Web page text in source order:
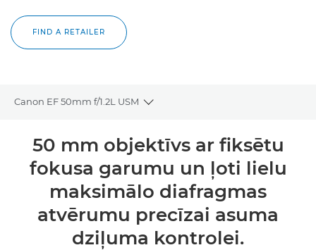
FIND A RETAILER
Canon EF 50mm f/1.2L USM
Toggle breadcrumbs
Pārskats
Tehniskie dati
50 mm objektīvs ar fiksētu
fokusa garumu un ļoti lielu
maksimālo diafragmas
atvērumu precīzai asuma
dziļuma kontrolei.